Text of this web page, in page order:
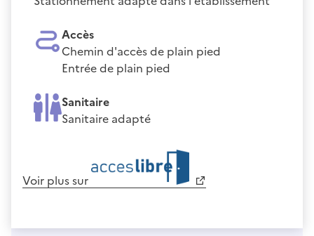
Accès
Chemin d'accès de plain pied
Entrée de plain pied
Sanitaire
Sanitaire adapté
Voir plus sur